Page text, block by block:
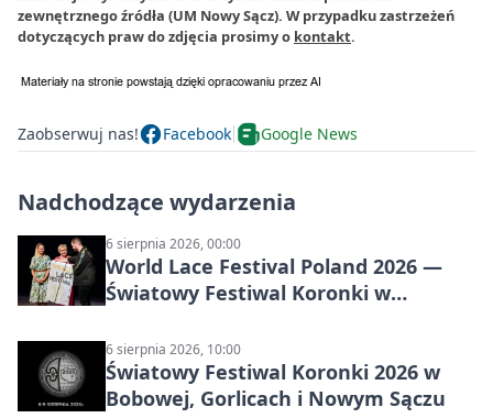
zewnętrznego źródła (UM Nowy Sącz). W przypadku zastrzeżeń
dotyczących praw do zdjęcia prosimy o kontakt.
Zaobserwuj nas! Facebook Google News
Nadchodzące wydarzenia
6 sierpnia 2026, 00:00
World Lace Festival Poland 2026 —
Światowy Festiwal Koronki w
6 sierpnia 2026, 10:00
Światowy Festiwal Koronki 2026 w
Bobowej, Gorlicach i Nowym Sączu